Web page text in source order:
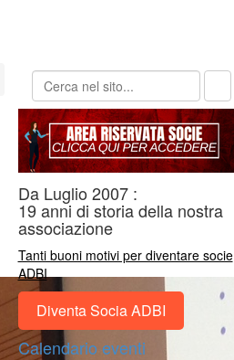
Da Luglio 2007 :
19 anni di storia della nostra
associazione
Tanti buoni motivi per diventare socie
ADBI
Diventa Socia ADBI
Calendario eventi